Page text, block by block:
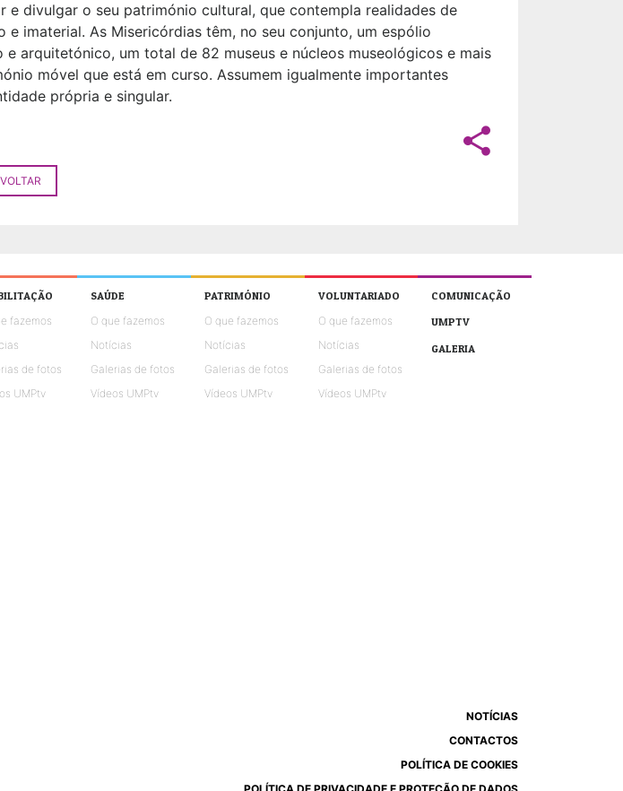
e divulgar o seu património cultural, que contempla realidades de
imaterial. As Misericórdias têm, no seu conjunto, um espólio
arquitetónico, um total de 82 museus e núcleos museológicos e mais
móvel que está em curso. Assumem igualmente importantes
própria e singular.
share
VOLTAR
fazemos
de fotos
UMPtv
SAÚDE
O que fazemos
Notícias
Galerias de fotos
Vídeos UMPtv
PATRIMÓNIO
O que fazemos
Notícias
Galerias de fotos
Vídeos UMPtv
VOLUNTARIADO
O que fazemos
Notícias
Galerias de fotos
Vídeos UMPtv
COMUNICAÇÃO
UMPTV
GALERIA
NOTÍCIAS
CONTACTOS
POLÍTICA DE COOKIES